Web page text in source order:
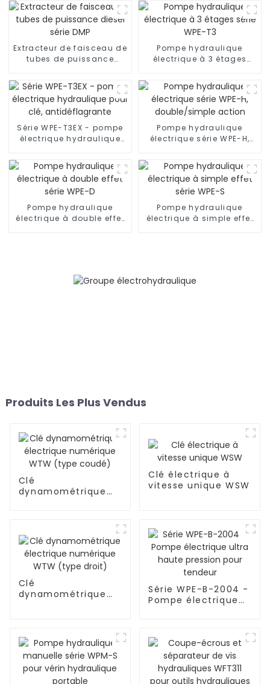
Extracteur de faisceau de
tubes de puissance
Pompe hydraulique
électrique à 3 étages
Série WPE-T3EX - pompe
électrique hydraulique
Pompe hydraulique
électrique série WPE-H,
Pompe hydraulique
électrique à double effet
Pompe hydraulique
électrique à simple effet
Produits Les Plus Vendus
Clé
dynamométrique
Clé électrique à
vitesse unique WSW
Clé
dynamométrique
Série WPE-B-2004 -
Pompe électrique